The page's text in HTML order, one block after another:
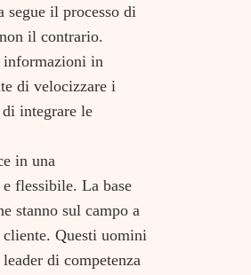
segue il processo di
il contrario.
informazioni in
di velocizzare i
integrare le
in una
flessibile. La base
stanno sul campo a
Questi uomini
di competenza